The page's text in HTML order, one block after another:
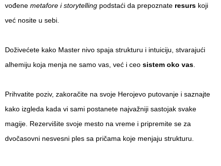
vođene metafore i storytelling podstaći da prepoznate resurs koji
već nosite u sebi.
Doživećete kako Master nivo spaja strukturu i intuiciju, stvarajući
alhemiju koja menja ne samo vas, već i ceo sistem oko vas
Prihvatite poziv, zakoračite na svoje Herojevo putovanje i saznajte
kako izgleda kada vi sami postanete najvažniji sastojak svake
magije. Rezervišite svoje mesto na vreme i pripremite se za
dvočasovni nesvesni ples sa pričama koje menjaju strukturu.